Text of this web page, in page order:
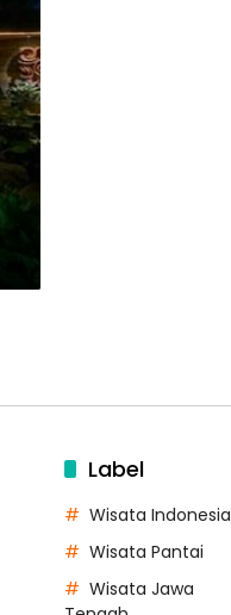
Label
Wisata Indonesia
Wisata Pantai
Wisata Jawa